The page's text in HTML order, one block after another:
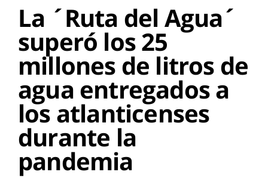
La ´Ruta del Agua´
superó los 25
millones de litros de
agua entregados a
los atlanticenses
durante la
pandemia